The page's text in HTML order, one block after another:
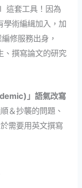
這套工具！因為
術編緝加入，加
修服務出身，
撰寫論文的研究
」語氣改寫
＆抄襲的問題、
需要用英文撰寫